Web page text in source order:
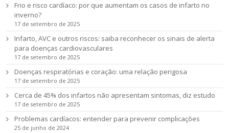
Frio e risco cardíaco: por que aumentam os casos de infarto no
inverno?
17 de setembro de 2025
Infarto, AVC e outros riscos: saiba reconhecer os sinais de alerta
para doenças cardiovasculares
17 de setembro de 2025
Doenças respiratórias e coração: uma relação perigosa
17 de setembro de 2025
Cerca de 45% dos infartos não apresentam sintomas, diz estudo
17 de setembro de 2025
Problemas cardíacos: entender para prevenir complicações
25 de junho de 2024